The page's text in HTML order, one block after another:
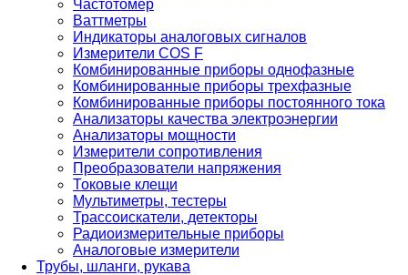
Частотомер
Ваттметры
Индикаторы аналоговых сигналов
Измерители COS F
Комбинированные приборы однофазные
Комбинированные приборы трехфазные
Комбинированные приборы постоянного тока
Анализаторы качества электроэнергии
Анализаторы мощности
Измерители сопротивления
Преобразователи напряжения
Токовые клещи
Мультиметры, тестеры
Трассоискатели, детекторы
Радиоизмерительные приборы
Аналоговые измерители
Трубы, шланги, рукава